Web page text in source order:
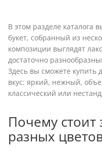
В этом разделе каталога
букет, собранный из
композиции выглядят
достаточно
Здесь вы сможете купить
вкус: яркий, нежный,
классический или
Почему стоит
разных